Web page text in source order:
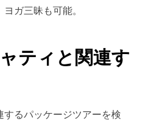
ガ三昧も可能。
ティと関連す
るパッケージツアーを検